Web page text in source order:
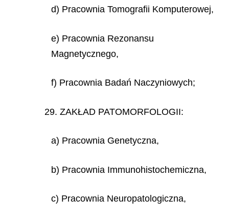
d) Pracownia Tomografii Komputerowej,
e) Pracownia Rezonansu
Magnetycznego,
f) Pracownia Badań Naczyniowych;
29. ZAKŁAD PATOMORFOLOGII:
a) Pracownia Genetyczna,
b) Pracownia Immunohistochemiczna,
c) Pracownia Neuropatologiczna,